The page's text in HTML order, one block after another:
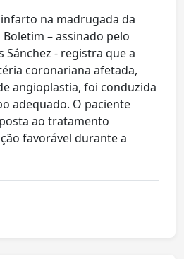
na madrugada da
– assinado pelo
Sánchez - registra que a
coronariana afetada,
angioplastia, foi conduzida
adequado. O paciente
ao tratamento
favorável durante a